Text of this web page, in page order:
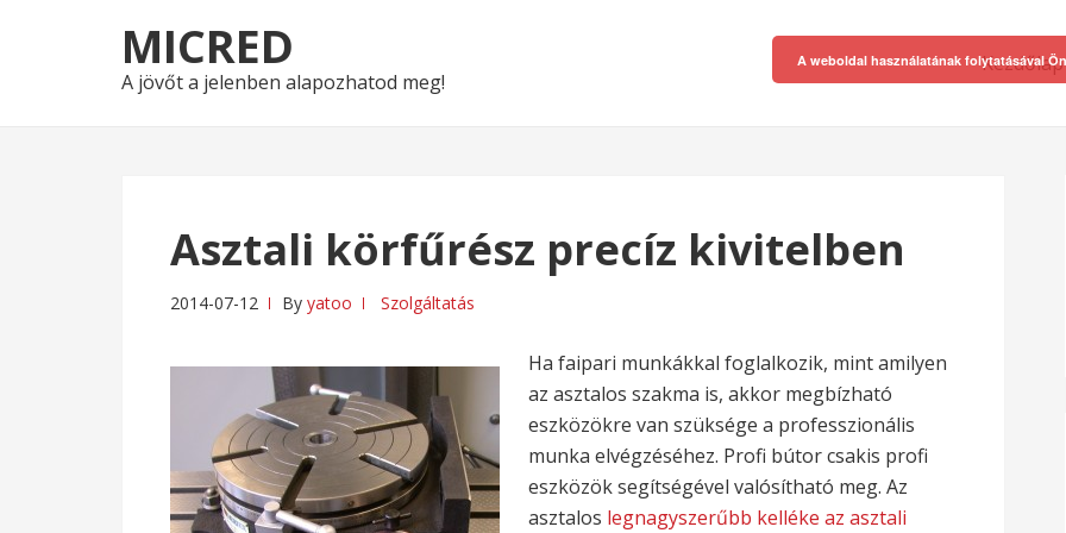
to
navigation
to
content
MICRED
A jövőt a jelenben alapozhatod meg!
Kezdőlap
Asztali körfűrész precíz kivitelben
2014-07-12 By yatoo Szolgáltatás
Ha faipari munkákkal foglalkozik, mint amilyen
az asztalos szakma is, akkor megbízható
eszközökre van szüksége a professzionális
munka elvégzéséhez. Profi bútor csakis profi
eszközök segítségével valósítható meg. Az
asztalos legnagyszerűbb kelléke az asztali
A weboldal használatának folytatásával